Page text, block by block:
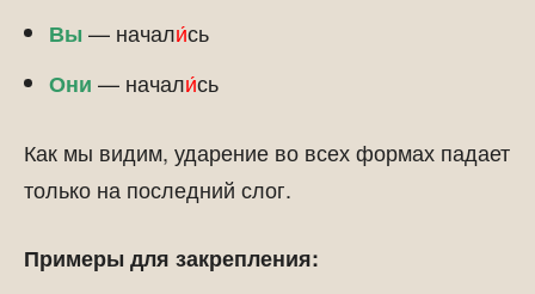
Вы — начали́сь
Они — начали́сь
Как мы видим, ударение во всех формах падает
только на последний слог.
Примеры для закрепления: